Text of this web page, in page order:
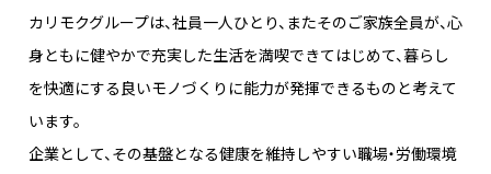
カリモクグループは、社員一人ひとり、またそのご家族全員が、心
身ともに健やかで充実した生活を満喫できてはじめて、暮らし
を快適にする良いモノづくりに能力が発揮できるものと考えて
います。
企業として、その基盤となる健康を維持しやすい職場・労働環境